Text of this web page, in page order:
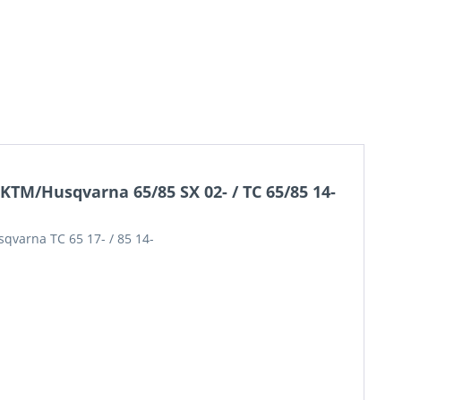
Husqvarna 65/85 SX 02- / TC 65/85 14-
TC 65 17- / 85 14-